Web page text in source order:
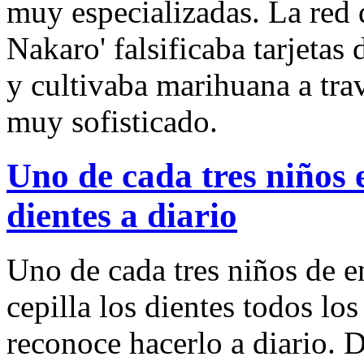
muy especializadas. La
Nakaro' falsificaba tarjetas
y cultivaba marihuana a
muy sofisticado.
Uno de cada tres niños
dientes a diario
Uno de cada tres niños de
cepilla los dientes todos
reconoce hacerlo a diario.